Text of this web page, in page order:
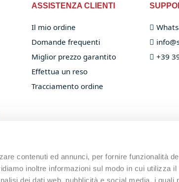
contenuti ed annunci, per fornire funzionalità
inoltre informazioni sul modo in cui utilizza
dei dati web, pubblicità e social media, i quali
ASSISTENZA CLIENTI
Il mio ordine
Domande frequenti
Miglior prezzo garantito
Effettua un reso
Tracciamento ordine
+39